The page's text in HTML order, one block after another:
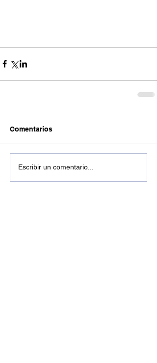
Comentarios
Escribir un comentario...